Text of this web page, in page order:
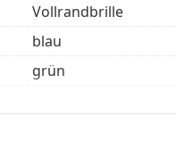
Vollrandbrille
blau
grün